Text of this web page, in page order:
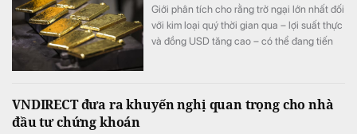
Giới phân tích cho rằng trở ngại lớn nhất đối
với kim loại quý thời gian qua – lợi suất thực
và đồng USD tăng cao – có thể đang tiến
VNDIRECT đưa ra khuyến nghị quan trọng cho nhà
đầu tư chứng khoán